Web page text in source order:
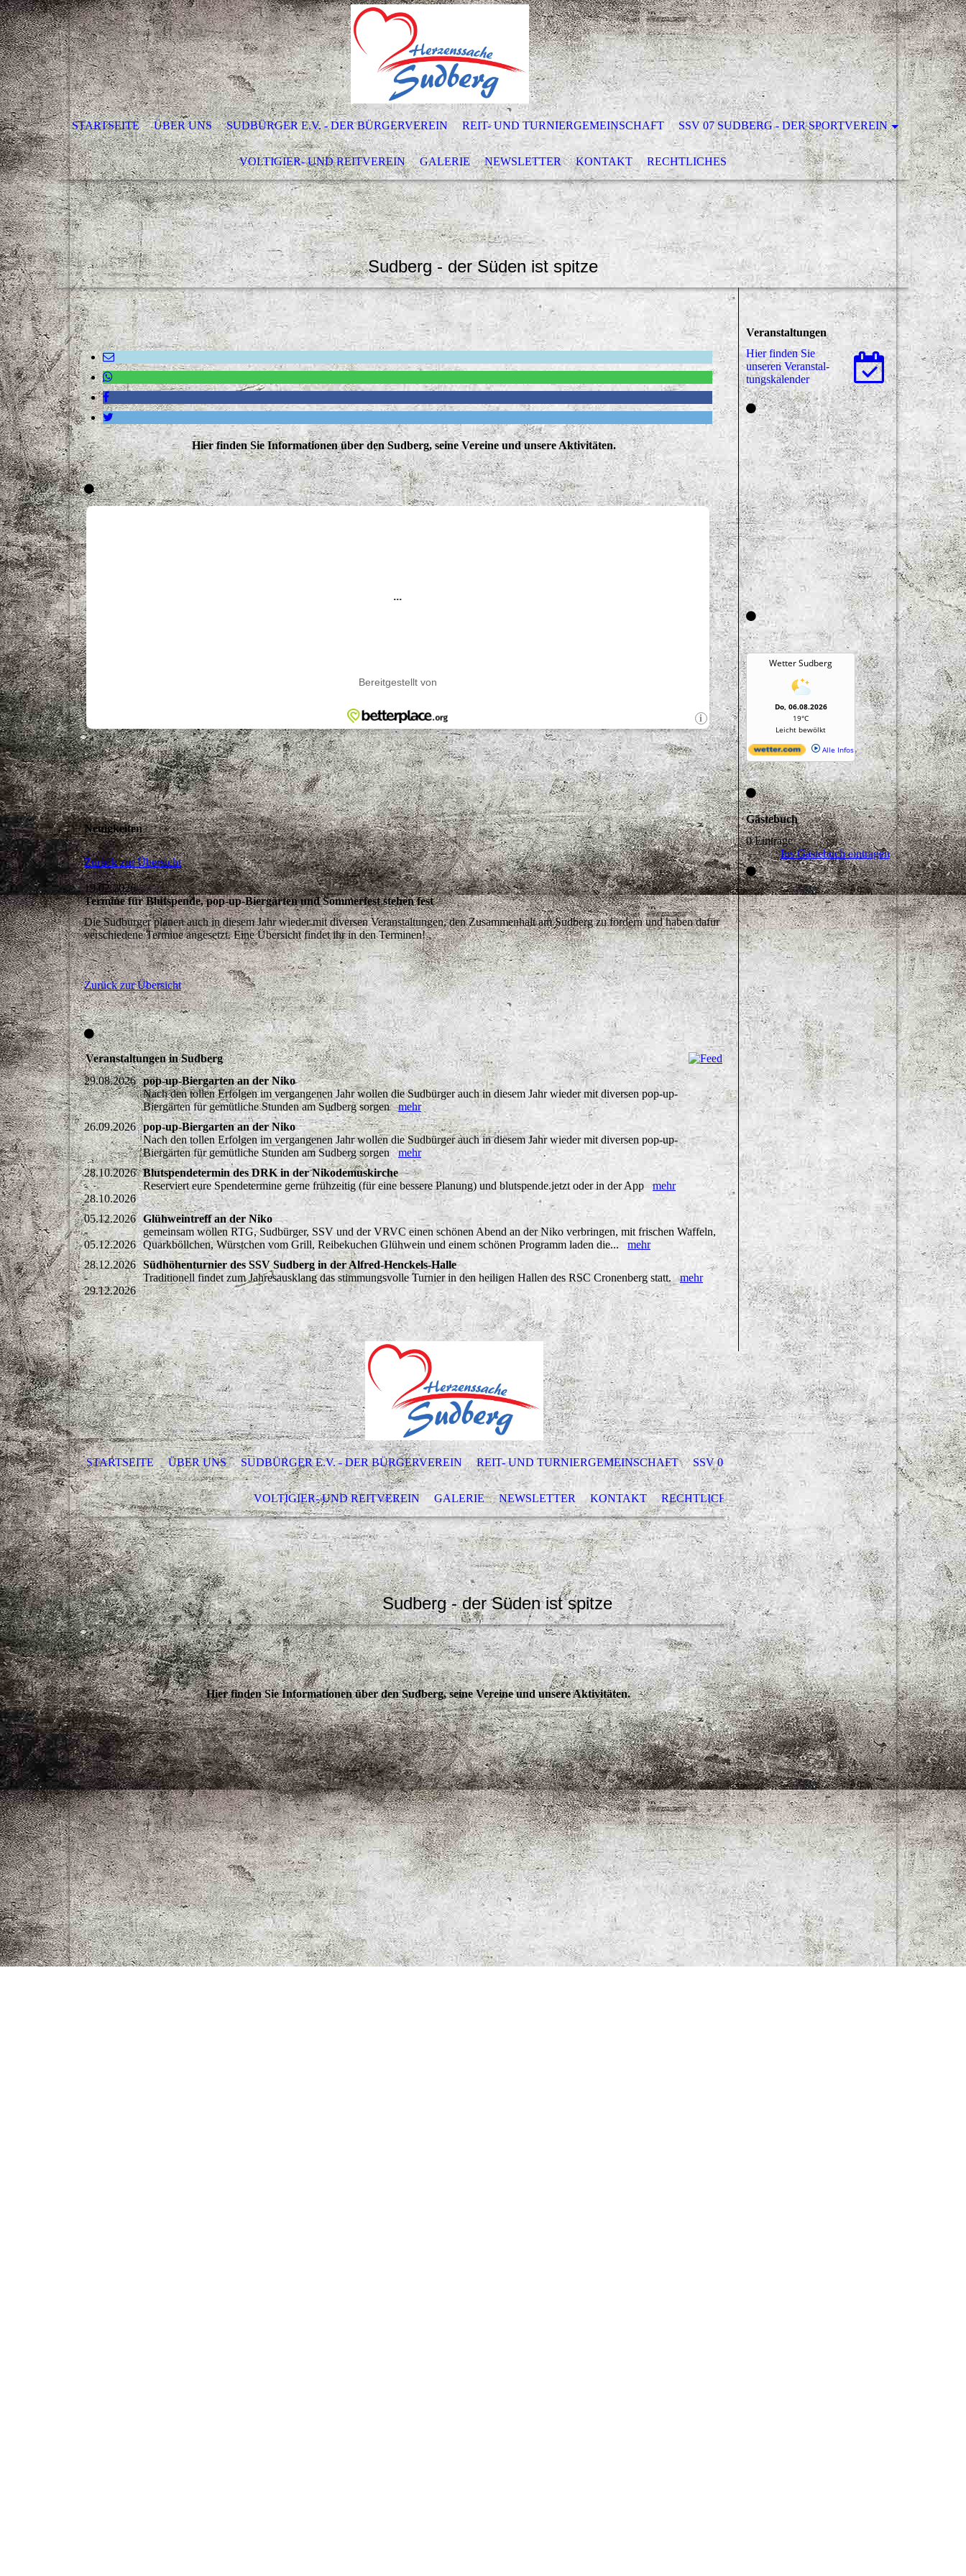
STARTSEITE ÜBER UNS SUDBÜRGER E.V. - DER BÜRGERVEREIN REIT- UND TURNIERGEMEINSCHAFT SSV 07 SUDBERG - DER SPORTVEREIN
VOLTIGIER- UND REITVEREIN GALERIE NEWSLETTER KONTAKT RECHTLICHES
Sudberg - der Süden ist spitze
Hier finden Sie Informationen über den Sudberg, seine Vereine und unsere Aktivitäten.
Neuigkeiten
Zurück zur Übersicht
19.02.2026
Termine für Blutspende, pop-up-Biergärten und Sommerfest stehen fest
Die Sudbürger planen auch in diesem Jahr wieder mit diversen Veranstaltungen, den Zusammenhalt am Sudberg zu fördern und haben dafür
verschiedene Termine angesetzt. Eine Übersicht findet ihr in den Terminen!
Zurück zur Übersicht
Veranstaltungen in Sudberg
29.08.2026 pop-up-Biergarten an der Niko
Nach den tollen Erfolgen im vergangenen Jahr wollen die Sudbürger auch in diesem Jahr wieder mit diversen pop-up-
Biergärten für gemütliche Stunden am Sudberg sorgenmehr
26.09.2026 pop-up-Biergarten an der Niko
Nach den tollen Erfolgen im vergangenen Jahr wollen die Sudbürger auch in diesem Jahr wieder mit diversen pop-up-
Biergärten für gemütliche Stunden am Sudberg sorgenmehr
28.10.2026
-
28.10.2026
Blutspendetermin des DRK in der Nikodemuskirche
Reserviert eure Spendetermine gerne frühzeitig (für eine bessere Planung) und blutspende.jetzt oder in der Appmehr
05.12.2026
-
05.12.2026
Glühweintreff an der Niko
gemeinsam wollen RTG, Sudbürger, SSV und der VRVC einen schönen Abend an der Niko verbringen, mit frischen Waffeln,
Quarkböllchen, Würstchen vom Grill, Reibekuchen Glühwein und einem schönen Programm laden die...mehr
28.12.2026
-
29.12.2026
Südhöhenturnier des SSV Sudberg in der Alfred-Henckels-Halle
Traditionell findet zum Jahresausklang das stimmungsvolle Turnier in den heiligen Hallen des RSC Cronenberg statt.mehr
STARTSEITE ÜBER UNS SUDBÜRGER E.V. - DER BÜRGERVEREIN REIT- UND TURNIERGEMEINSCHAFT SSV 07 SUDBERG - DER SPORTVEREIN
VOLTIGIER- UND REITVEREIN GALERIE NEWSLETTER KONTAKT RECHTLICHES
Sudberg - der Süden ist spitze
Hier finden Sie Informationen über den Sudberg, seine Vereine und unsere Aktivitäten.
Veranstaltungen
Hier finden Sie
unseren Ver­an­stal­
tungs­ka­len­der
Gästebuch
0 Einträge
Ins Gästebuch eintragen